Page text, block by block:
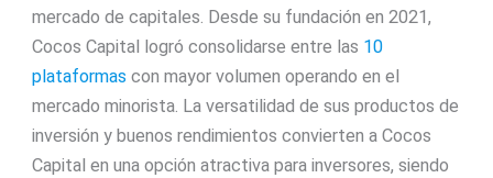
mercado de capitales. Desde su fundación en 2021,
Cocos Capital logró consolidarse entre las 10
plataformas con mayor volumen operando en el
mercado minorista. La versatilidad de sus productos de
inversión y buenos rendimientos convierten a Cocos
Capital en una opción atractiva para inversores, siendo